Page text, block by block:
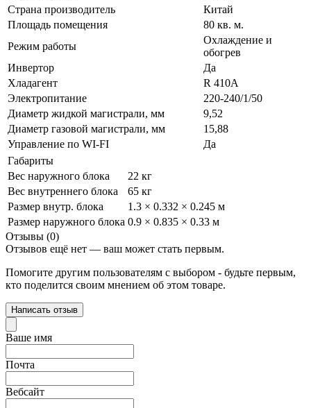
Страна производитель
Китай
Площадь помещения
80 кв. м.
Режим работы
Охлаждение и
обогрев
Инвертор
Да
Хладагент
R 410A
Электропитание
220-240/1/50
Диаметр жидкой магистрали, мм
9,52
Диаметр газовой магистрали, мм
15,88
Управление по WI-FI
Да
Габариты
Вес наружного блока
22 кг
Вес внутреннего блока
65 кг
Размер внутр. блока
1.3 × 0.332 × 0.245 м
Размер наружного блока 0.9 × 0.835 × 0.33 м
Отзывы (0)
Отзывов ещё нет — ваш может стать первым.
Помогите другим пользователям с выбором - будьте первым,
кто поделится своим мнением об этом товаре.
Написать отзыв
Ваше имя
Почта
Вебсайт